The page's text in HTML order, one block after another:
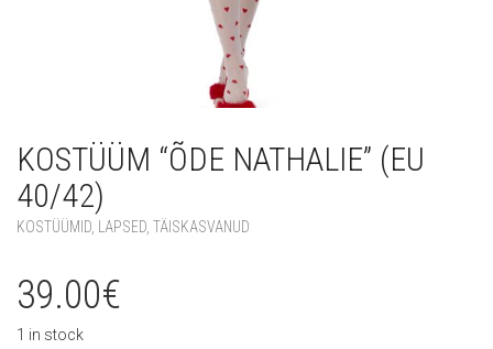
KOSTÜÜM “ÕDE NATHALIE” (EU
40/42)
KOSTÜÜMID LAPSED TÄISKASVANUD
39.00€
1 in stock